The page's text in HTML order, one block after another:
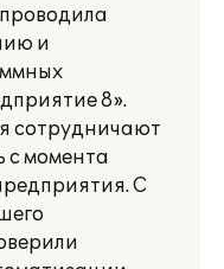
и
8».
сотрудничают
с момента
С